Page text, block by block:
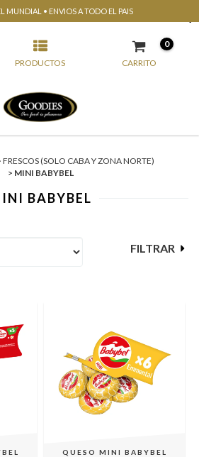
MUNDIAL • ENVIOS A TODO EL PAIS
PRODUCTOS CARRITO
0
FRESCOS (SOLO CABA Y ZONA NORTE)
> MINI BABYBEL
BABYBEL
FILTRAR
QUESO MINI BABYBEL